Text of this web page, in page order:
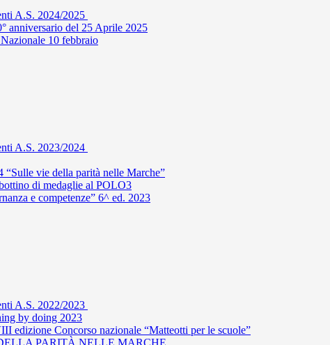
A.S. 2024/2025
anniversario del 25 Aprile 2025
10 febbraio
A.S. 2023/2024
“Sulle vie della parità nelle Marche”
di medaglie al POLO3
e competenze” 6^ ed. 2023
A.S. 2022/2023
by doing 2023
edizione Concorso nazionale “Matteotti per le scuole”